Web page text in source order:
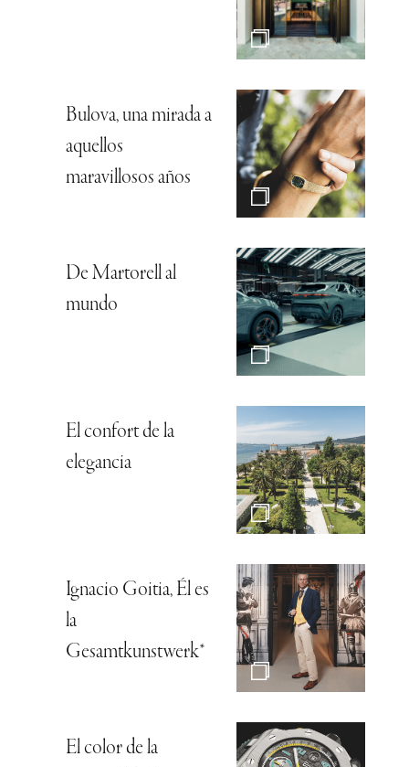
Bulova, una mirada a
aquellos
maravillosos años
De Martorell al
mundo
El confort de la
elegancia
Ignacio Goitia, Él es
la
Gesamtkunstwerk*
El color de la